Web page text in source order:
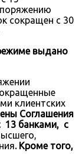
сокращен с 30
выдано
клиентских
Соглашения
13 банками, с
. Кроме того,